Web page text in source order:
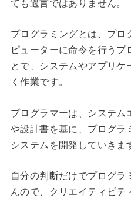
ても過言ではありません。
プログラミングとは、プロ
ピューターに命令を行うプ
とで、システムやアプリケ
く作業です。
プログラマーは、システム
や設計書を基に、プログラ
システムを開発していきま
自分の判断だけでプログ
んので、クリエイティビ